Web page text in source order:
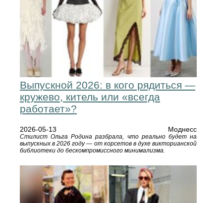
Выпускной 2026: в кого рядиться —
кружево, китель или «всегда
работает»?
2026-05-13 Моднесс
Стилист Ольга Родина разбрала, что реально будет на
выпускных в 2026 году — от корсетов в духе викторианской
библиотеки до бескомпромиссного минимализма.